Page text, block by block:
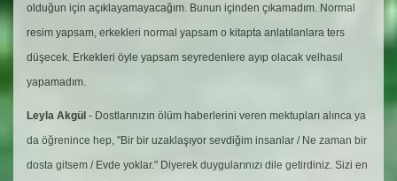
olduğun için açıklayamayacağım. Bunun içinden çıkamadım. Normal
resim yapsam, erkekleri normal yapsam o kitapta anlatılanlara ters
düşecek. Erkekleri öyle yapsam seyredenlere ayıp olacak velhasıl
yapamadım.
Leyla Akgül - Dostlarınızın ölüm haberlerini veren mektupları alınca ya
da öğrenince hep, "Bir bir uzaklaşıyor sevdiğim insanlar / Ne zaman bir
dosta gitsem / Evde yoklar." Diyerek duygularınızı dile getirdiniz. Sizi en